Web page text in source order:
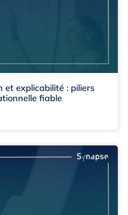
et explicabilité : piliers
fiable